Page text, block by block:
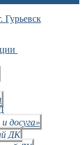
Гурьевск
досуга»
ДК